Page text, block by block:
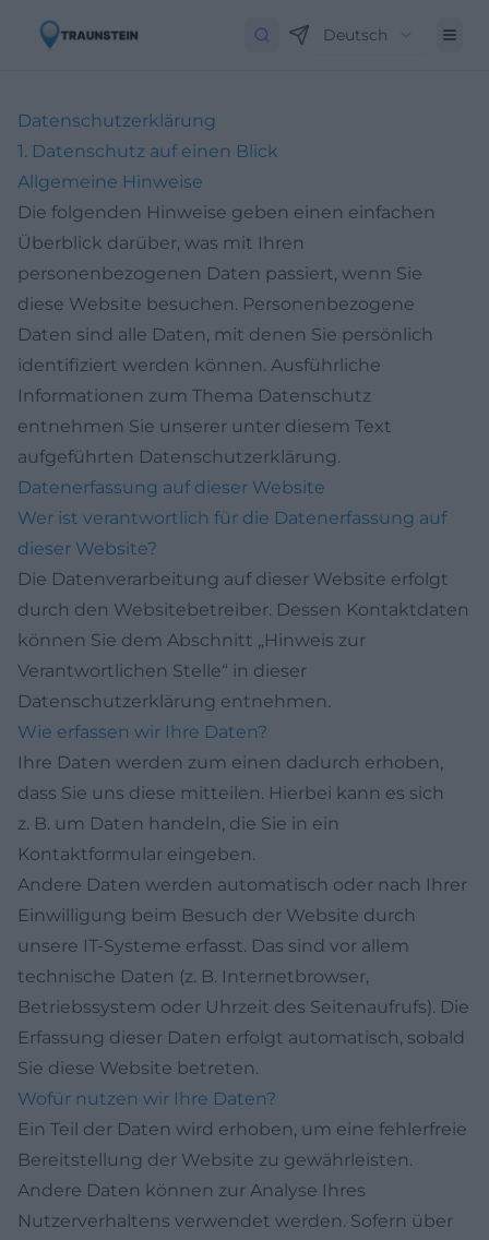
Deutsch
Datenschutz­erklärung
1. Datenschutz auf einen Blick
Allgemeine Hinweise
Die folgenden Hinweise geben einen einfachen
Überblick darüber, was mit Ihren
personenbezogenen Daten passiert, wenn Sie
diese Website besuchen. Personenbezogene
Daten sind alle Daten, mit denen Sie persönlich
identifiziert werden können. Ausführliche
Informationen zum Thema Datenschutz
entnehmen Sie unserer unter diesem Text
aufgeführten Datenschutzerklärung.
Datenerfassung auf dieser Website
Wer ist verantwortlich für die Datenerfassung auf
dieser Website?
Die Datenverarbeitung auf dieser Website erfolgt
durch den Websitebetreiber. Dessen Kontaktdaten
können Sie dem Abschnitt „Hinweis zur
Verantwortlichen Stelle“ in dieser
Datenschutzerklärung entnehmen.
Wie erfassen wir Ihre Daten?
Ihre Daten werden zum einen dadurch erhoben,
dass Sie uns diese mitteilen. Hierbei kann es sich
z. B. um Daten handeln, die Sie in ein
Kontaktformular eingeben.
Andere Daten werden automatisch oder nach Ihrer
Einwilligung beim Besuch der Website durch
unsere IT-Systeme erfasst. Das sind vor allem
technische Daten (z. B. Internetbrowser,
Betriebssystem oder Uhrzeit des Seitenaufrufs). Die
Erfassung dieser Daten erfolgt automatisch, sobald
Sie diese Website betreten.
Wofür nutzen wir Ihre Daten?
Ein Teil der Daten wird erhoben, um eine fehlerfreie
Bereitstellung der Website zu gewährleisten.
Andere Daten können zur Analyse Ihres
Nutzerverhaltens verwendet werden. Sofern über